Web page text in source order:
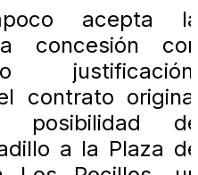
acepta
concesión
contrato
posibilidad
a la Plaza